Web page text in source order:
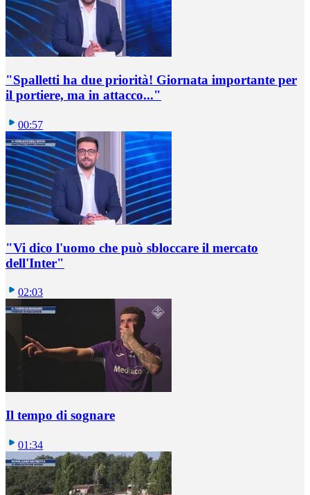
"Spalletti ha due priorità! Giornata importante per
il portiere, ma in attacco..."
00:57
"Vi dico l'uomo che può sbloccare il mercato
dell'Inter"
02:03
Il tempo di sognare
01:34